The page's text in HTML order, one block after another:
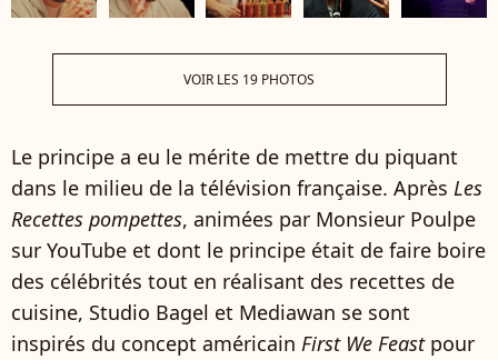
VOIR LES 19 PHOTOS
Le principe a eu le mérite de mettre du piquant
dans le milieu de la télévision française. Après Les
Recettes pompettes, animées par Monsieur Poulpe
sur YouTube et dont le principe était de faire boire
des célébrités tout en réalisant des recettes de
cuisine, Studio Bagel et Mediawan se sont
inspirés du concept américain First We Feastpour